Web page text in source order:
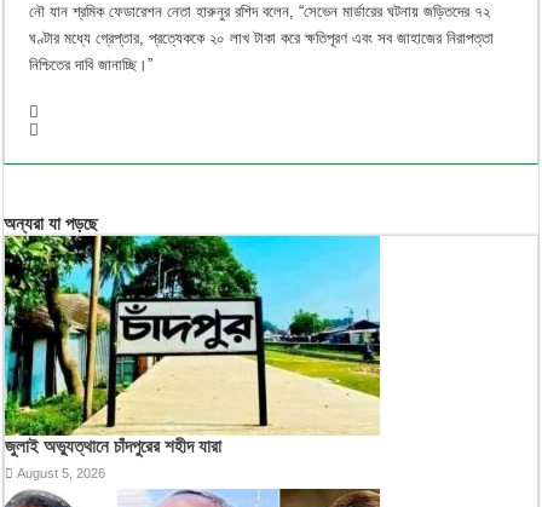
নৌ যান শ্রমিক ফেডারেশন নেতা হারুনুর রশিদ বলেন, “সেভেন মার্ডারের ঘটনায় জড়িতদের ৭২
ঘণ্টার মধ্যে গ্রেপ্তার, প্রত্যেককে ২০ লাখ টাকা করে ক্ষতিপূরণ এবং সব জাহাজের নিরাপত্তা
নিশ্চিতের দাবি জানাচ্ছি।”
অন্যরা যা পড়ছে
জুলাই অভ্যুত্থানে চাঁদপুরের শহীদ যারা
August 5, 2026